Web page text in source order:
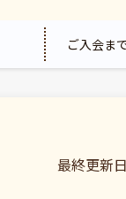
ご入会ま
最終更新